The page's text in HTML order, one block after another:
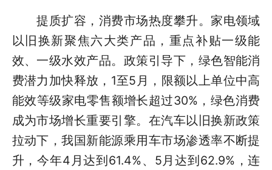
提质扩容，消费市场热度攀升。家电领域
以旧换新聚焦六大类产品，重点补贴一级能
效、一级水效产品。政策引导下，绿色智能消
费潜力加快释放，1至5月，限额以上单位中高
能效等级家电零售额增长超过30%，绿色消费
成为市场增长重要引擎。在汽车以旧换新政策
拉动下，我国新能源乘用车市场渗透率不断提
升，今年4月达到61.4%、5月达到62.9%，连